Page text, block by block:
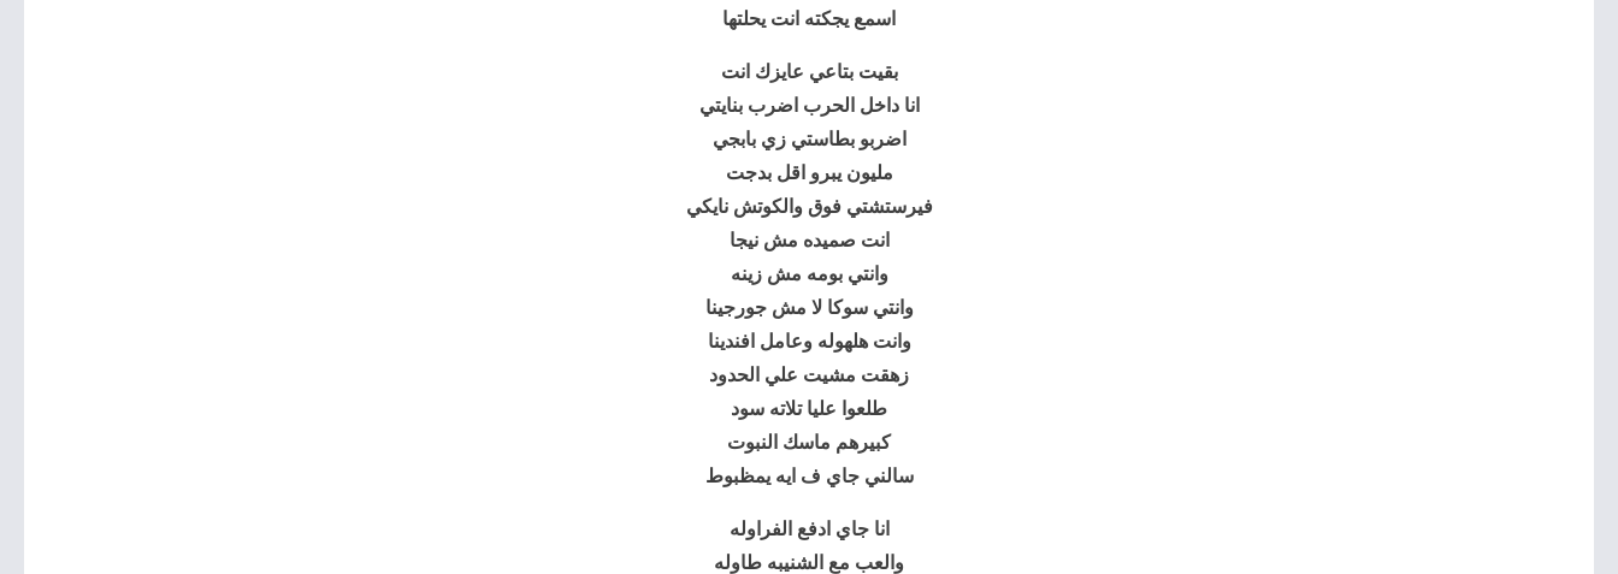
اسمع يجكته انت يحلتها
بقيت بتاعي عايزك انت
انا داخل الحرب اضرب بنايتي
اضربو بطاستي زي بابجي
مليون يبرو اقل بدجت
فيرستشتي فوق والكوتش نايكي
انت صميده مش نيجا
وانتي بومه مش زينه
وانتي سوكا لا مش جورجينا
وانت هلهوله وعامل افندينا
زهقت مشيت علي الحدود
طلعوا عليا تلاته سود
كبيرهم ماسك النبوت
سالني جاي ف ايه يمظبوط
انا جاي ادفع الفراوله
والعب مع الشنيبه طاوله